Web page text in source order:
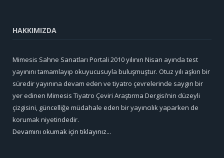
HAKKIMIZDA
Mimesis Sahne Sanatları Portali 2010 yılının Nisan ayında test
yayınını tamamlayıp okuyucusuyla buluşmuştur. Otuz yılı aşkın bir
süredir yayınına devam eden ve tiyatro çevrelerinde saygın bir
yer edinen Mimesis Tiyatro Çeviri Araştırma Dergisi’nin düzeyli
çizgisini, güncelliğe müdahale eden bir yayıncılık yaparken de
korumak niyetindedir.
Devamını okumak için tıklayınız...